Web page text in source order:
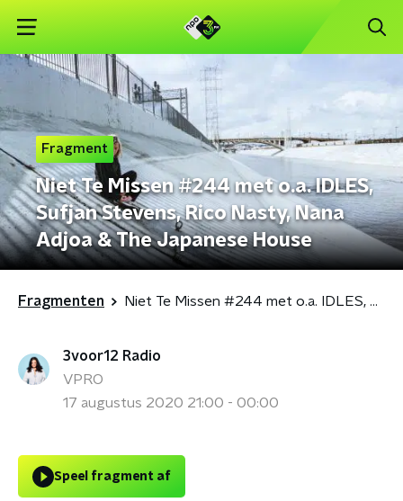
Fragment
Niet Te Missen #244 met o.a. IDLES,
Sufjan Stevens, Rico Nasty, Nana
Adjoa & The Japanese House
Fragmenten Niet Te Missen #244 met o.a. IDLES, Sufjan Stevens, Rico Nasty, Nana Adjoa & The Japanese House
3voor12 Radio
VPRO
17 augustus 2020 21:00 - 00:00
Speel fragment af